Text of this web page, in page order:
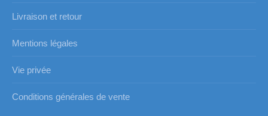
Livraison et retour
Mentions légales
Vie privée
Conditions générales de vente